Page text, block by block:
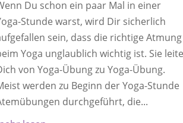
Du schon ein paar Mal in einer
Stunde warst, wird Dir sicherlich
sein, dass die richtige Atmung
Yoga unglaublich wichtig ist. Sie
von Yoga-Übung zu Yoga-Übung.
werden zu Beginn der Yoga-Stunde
durchgeführt, die...